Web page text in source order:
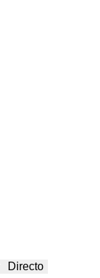
Directo